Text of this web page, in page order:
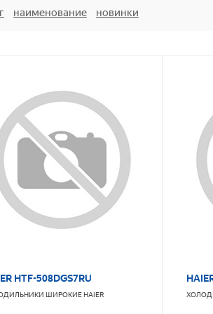
наименование новинки
HTF-508DGS7RU
ШИРОКИЕHAIER